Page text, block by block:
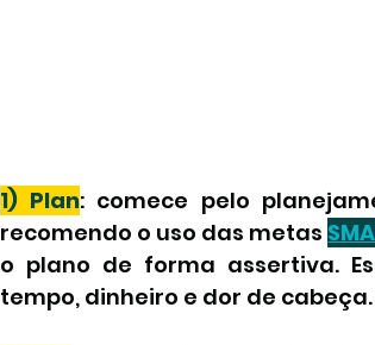
1) Plan: comece pelo
recomendo o uso das metas
o plano de forma assertiva.
tempo, dinheiro e dor de